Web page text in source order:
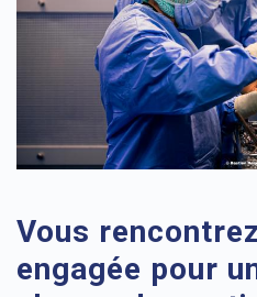
Vous
engagée pour